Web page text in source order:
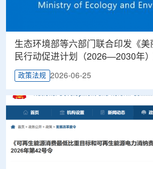
生态环境部等六部门联合印发《美
民行动促进计划（2026—2030年）
政策法规 2026-06-25